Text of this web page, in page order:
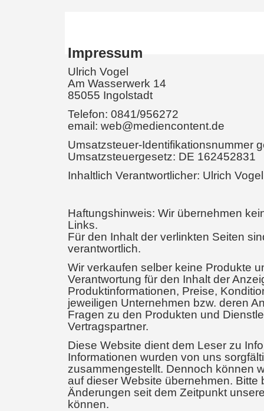
Impressum
Ulrich Vogel
Am Wasserwerk 14
85055 Ingolstadt
Telefon: 0841/956272
email: web@mediencontent.de
Umsatzsteuer-Identifikationsnummer
Umsatzsteuergesetz: DE 162452831
Inhaltlich Verantwortlicher: Ulrich
Haftungshinweis: Wir übernehmen
Links.
Für den Inhalt der verlinkten Seiten
verantwortlich.
Wir verkaufen selber keine Produkte
Verantwortung für den Inhalt der
Produktinformationen, Preise,
jeweiligen Unternehmen bzw. deren
Fragen zu den Produkten und
Vertragspartner.
Diese Website dient dem Leser zu
Informationen wurden von uns
zusammengestellt. Dennoch können
auf dieser Website übernehmen.
Änderungen seit dem Zeitpunkt
können.